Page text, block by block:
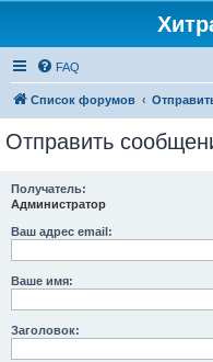
FAQ
Список форумов
Отправить
Получатель:
Администратор
Ваш адрес email:
Ваше имя:
Заголовок: